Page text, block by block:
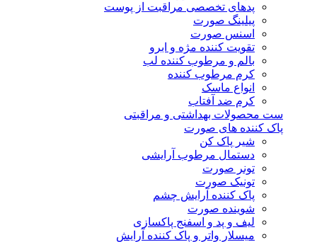
پدهای تخصصی مراقبت از پوست
پیلینگ صورت
اسنس صورت
تقویت کننده مژه و ابرو
بالم و مرطوب کننده لب
کرم مرطوب کننده
انواع ماسک
کرم ضد آفتاب
ست محصولات بهداشتی و مراقبتی
پاک کننده های صورت
شیر پاک کن
دستمال مرطوب آرایشی
تونر صورت
تونیک صورت
پاک کننده آرایش چشم
شوینده صورت
لیف و پد و اسفنج پاکسازی
میسلار واتر و پاک کننده آرایش